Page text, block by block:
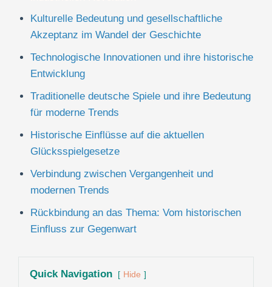
Kulturelle Bedeutung und gesellschaftliche
Akzeptanz im Wandel der Geschichte
Technologische Innovationen und ihre historische
Entwicklung
Traditionelle deutsche Spiele und ihre Bedeutung
für moderne Trends
Historische Einflüsse auf die aktuellen
Glücksspielgesetze
Verbindung zwischen Vergangenheit und
modernen Trends
Rückbindung an das Thema: Vom historischen
Einfluss zur Gegenwart
Quick Navigation Hide